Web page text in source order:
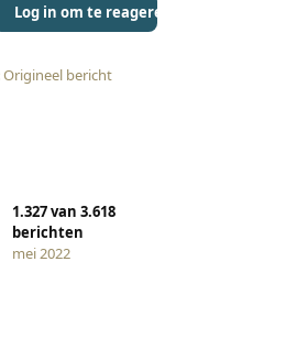
Log in om te reageren
Origineel bericht
1.327van 3.618
berichten
mei 2022